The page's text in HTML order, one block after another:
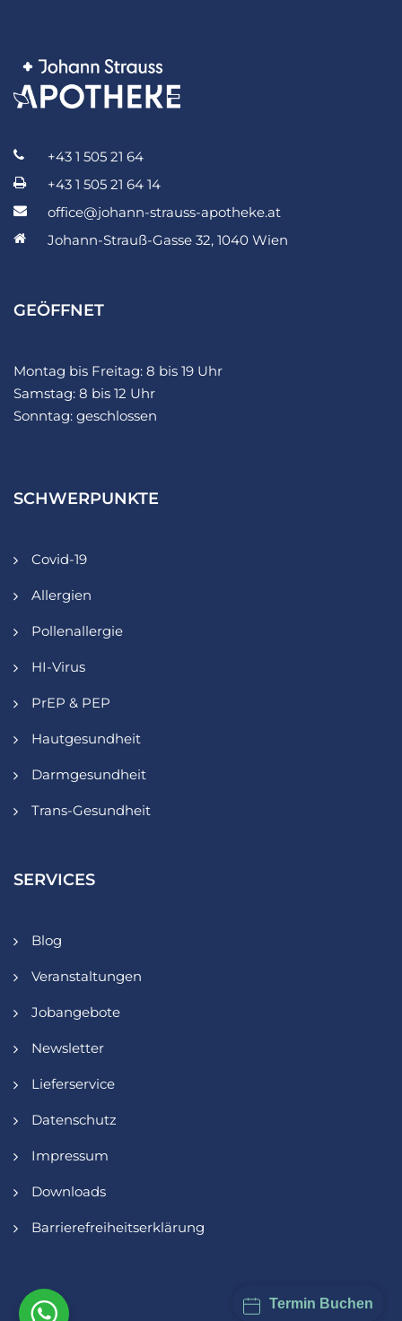
+43 1 505 21 64
+43 1 505 21 64 14
office@johann-strauss-apotheke.at
Johann-Strauß-Gasse 32, 1040 Wien
GEÖFFNET
Montag bis Freitag: 8 bis 19 Uhr
Samstag: 8 bis 12 Uhr
Sonntag: geschlossen
SCHWERPUNKTE
Covid-19
Allergien
Pollenallergie
HI-Virus
PrEP & PEP
Hautgesundheit
Darmgesundheit
Trans-Gesundheit
SERVICES
Blog
Veranstaltungen
Jobangebote
Newsletter
Lieferservice
Datenschutz
Impressum
Downloads
Barrierefreiheitserklärung
Termin Buchen